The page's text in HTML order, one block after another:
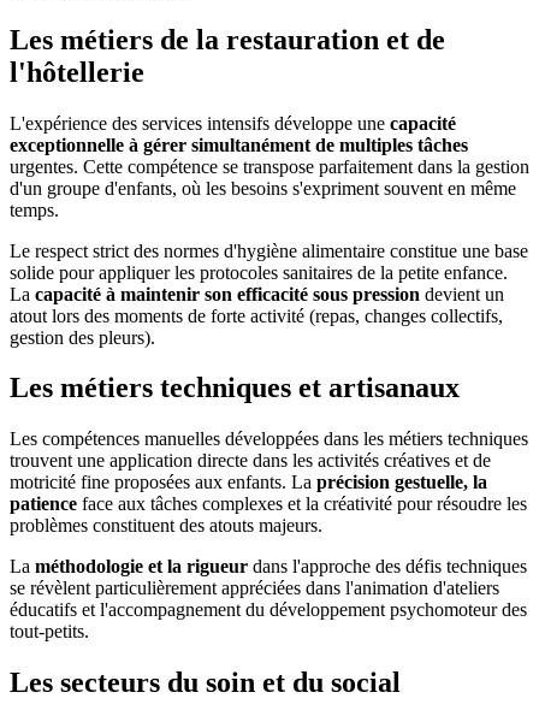
Les métiers de la restauration et de
l'hôtellerie
L'expérience des services intensifs développe une capacité
exceptionnelle à gérer simultanément de multiples tâches
urgentes. Cette compétence se transpose parfaitement dans la gestion
d'un groupe d'enfants, où les besoins s'expriment souvent en même
temps.
Le respect strict des normes d'hygiène alimentaire constitue une base
solide pour appliquer les protocoles sanitaires de la petite enfance.
La capacité à maintenir son efficacité sous pression devient un
atout lors des moments de forte activité (repas, changes collectifs,
gestion des pleurs).
Les métiers techniques et artisanaux
Les compétences manuelles développées dans les métiers techniques
trouvent une application directe dans les activités créatives et de
motricité fine proposées aux enfants. La précision gestuelle, la
patience face aux tâches complexes et la créativité pour résoudre les
problèmes constituent des atouts majeurs.
La méthodologie et la rigueur dans l'approche des défis techniques
se révèlent particulièrement appréciées dans l'animation d'ateliers
éducatifs et l'accompagnement du développement psychomoteur des
tout-petits.
Les secteurs du soin et du social